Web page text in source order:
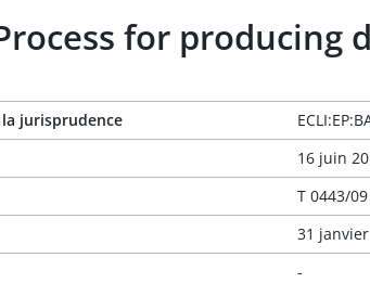
for producing
jurisprudence
16 juin
T 0443/09
31
-